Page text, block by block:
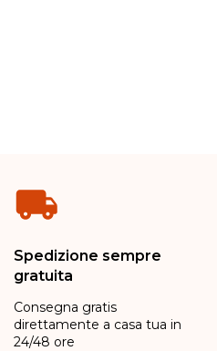
Spedizione sempre
gratuita
Consegna gratis
direttamente a casa tua in
24/48 ore